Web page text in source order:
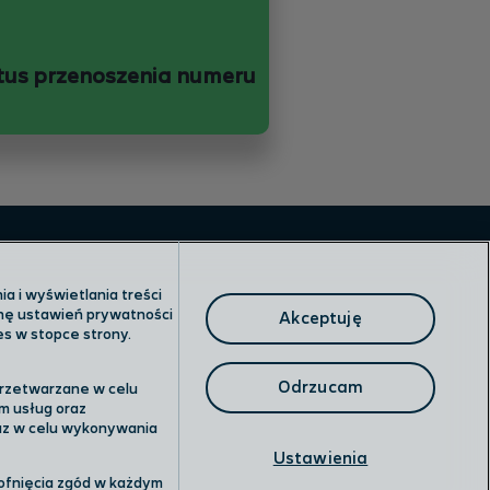
przenoszenia numeru
i wyświetlania treści
ustawień prywatności
w stopce strony.
w celu
usług oraz
w celu wykonywania
zgód w każdym
Akceptuję
Odrzucam
Ustawienia